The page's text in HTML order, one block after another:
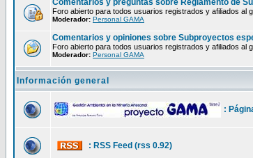
Comentarios y preguntas sobre Reglamento de
Foro abierto para todos usuarios registrados y afiliados
Moderador: Personal GAMA
Comentarios y opiniones sobre Subproyectos
Foro abierto para todos usuarios registrados y afiliados
Moderador: Personal GAMA
Información general
:
: RSS Feed (rss 0.92)